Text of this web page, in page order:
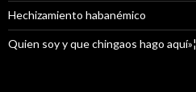
Hechizamiento habanémico
Quien soy y que chingaos hago aquí»¦